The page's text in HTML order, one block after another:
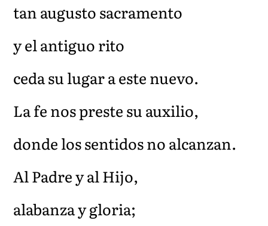
tan augusto sacramento
y el antiguo rito
ceda su lugar a este nuevo.
La fe nos preste su auxilio,
donde los sentidos no alcanzan.
Al Padre y al Hijo,
alabanza y gloria;